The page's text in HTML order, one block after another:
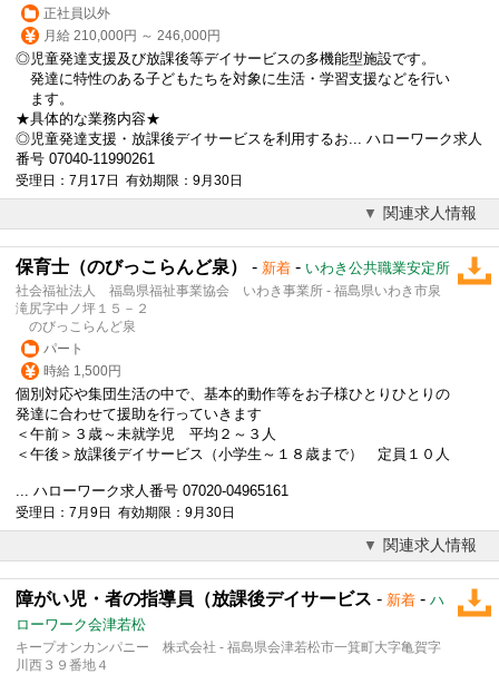
正社員以外
月給 210,000円 ～ 246,000円
◎児童発達支援及び放課後等デイサービスの多機能型施設です。
発達に特性のある子どもたちを対象に生活・学習支援などを行い
ます。
★具体的な業務内容★
◎児童発達支援・ 放課後デイサービス を利用するお... ハローワーク求人
番号 07040-11990261
受理日：7月17日 有効期限：9月30日
関連求人情報
保育士（のびっこらんど泉） - 新着 - いわき公共職業安定所
社会福祉法人 福島県福祉事業協会 いわき事業所 - 福島県いわき市泉
滝尻字中ノ坪１５－２
のびっこらんど泉
パート
時給 1,500円
個別対応や集団生活の中で、基本的動作等をお子様ひとりひとりの
発達に合わせて援助を行っていきます
＜午前＞３歳～未就学児 平均２～３人
＜午後＞ 放課後デイサービス （小学生～１８歳まで） 定員１０人
... ハローワーク求人番号 07020-04965161
受理日：7月9日 有効期限：9月30日
関連求人情報
障がい児・者の指導員（放課後デイサービス - 新着 - ハ
ローワーク会津若松
キープオンカンパニー 株式会社 - 福島県会津若松市一箕町大字亀賀字
川西３９番地４